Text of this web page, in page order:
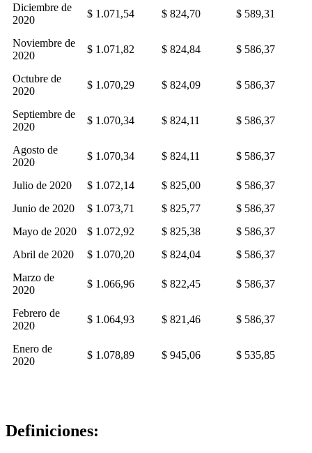
Diciembre de
2020
$ 1.071,54 $ 824,70 $ 589,31
Noviembre de
2020
$ 1.071,82 $ 824,84 $ 586,37
Octubre de
2020
$ 1.070,29 $ 824,09 $ 586,37
Septiembre de
2020
$ 1.070,34 $ 824,11 $ 586,37
Agosto de
2020
$ 1.070,34 $ 824,11 $ 586,37
Julio de 2020 $ 1.072,14 $ 825,00
$ 586,37
Junio de 2020
$ 1.073,71 $ 825,77
$ 586,37
Mayo de 2020
$ 1.072,92 $ 825,38
$ 586,37
Abril de 2020
$ 1.070,20 $ 824,04
$ 586,37
Marzo de
2020
$ 1.066,96 $ 822,45 $ 586,37
Febrero de
2020
$ 1.064,93 $ 821,46 $ 586,37
Enero de
2020
$ 1.078,89 $ 945,06 $ 535,85
Definiciones: